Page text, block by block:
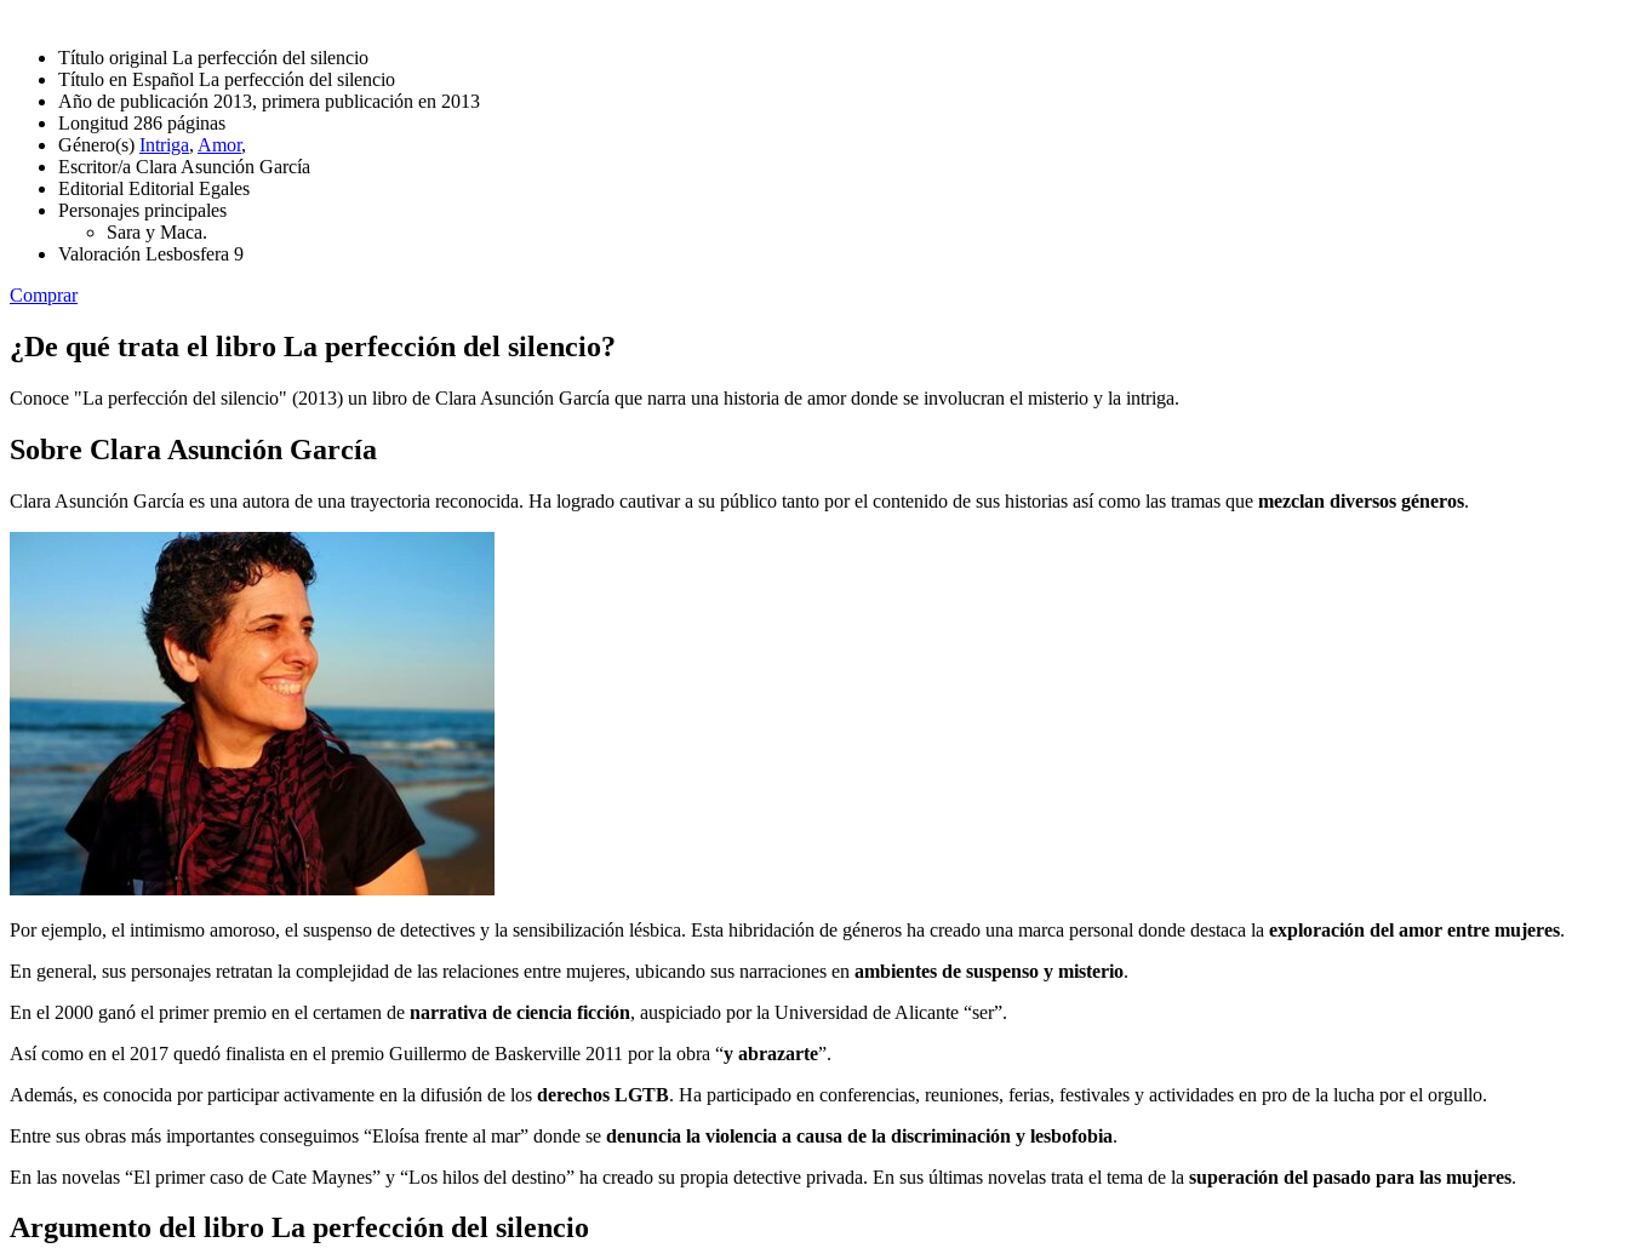
Título original La perfección del silencio
Título en Español La perfección del silencio
Año de publicación 2013, primera publicación en 2013
Longitud 286 páginas
Género(s) Intriga, Amor,
Escritor/a Clara Asunción García
Editorial Editorial Egales
Personajes principales
Sara y Maca.
Valoración Lesbosfera 9
Comprar
¿De qué trata el libro La perfección del silencio?
Conoce "La perfección del silencio" (2013) un libro de Clara Asunción García que narra una historia de amor donde se involucran el misterio y la intriga.
Sobre Clara Asunción García
Clara Asunción García es una autora de una trayectoria reconocida. Ha logrado cautivar a su público tanto por el contenido de sus historias así como las tramas que mezclan diversos géneros.
Por ejemplo, el intimismo amoroso, el suspenso de detectives y la sensibilización lésbica. Esta hibridación de géneros ha creado una marca personal donde destaca la exploración del amor entre mujeres.
En general, sus personajes retratan la complejidad de las relaciones entre mujeres, ubicando sus narraciones en ambientes de suspenso y misterio.
En el 2000 ganó el primer premio en el certamen de narrativa de ciencia ficción, auspiciado por la Universidad de Alicante “ser”.
Así como en el 2017 quedó finalista en el premio Guillermo de Baskerville 2011 por la obra “y abrazarte”.
Además, es conocida por participar activamente en la difusión de los derechos LGTB. Ha participado en conferencias, reuniones, ferias, festivales y actividades en pro de la lucha por el orgullo.
Entre sus obras más importantes conseguimos “Eloísa frente al mar” donde se denuncia la violencia a causa de la discriminación y lesbofobia.
En las novelas “El primer caso de Cate Maynes” y “Los hilos del destino” ha creado su propia detective privada. En sus últimas novelas trata el tema de la superación del pasado para las mujeres.
Argumento del libro La perfección del silencio